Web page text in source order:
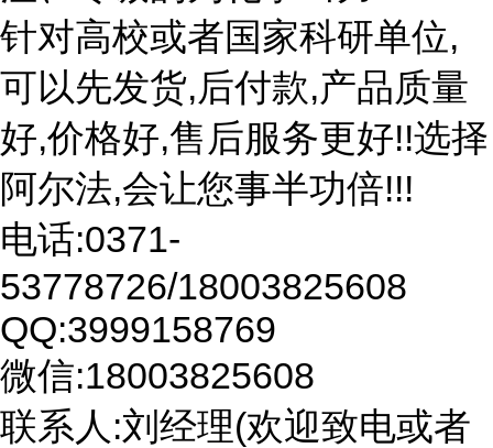
针对高校或者国家科研单位,
可以先发货,后付款,产品质量
好,价格好,售后服务更好!!选择
阿尔法,会让您事半功倍!!!
电话:0371-
53778726/18003825608
QQ:3999158769
微信:18003825608
联系人:刘经理(欢迎致电或者